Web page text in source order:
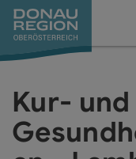
Zum Inhalt
Zur Navigation
Zum Seitenanfang
Zur Kontaktseite
Zum Impressum
Zur Startseite
Kur- und